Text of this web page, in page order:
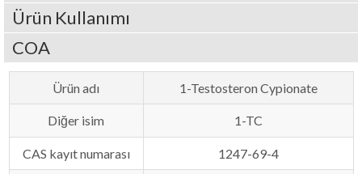
Ürün Kullanımı
COA
Ürün adı 1-Testosteron Cypionate
Diğer isim 1-TC
CAS kayıt numarası 1247-69-4